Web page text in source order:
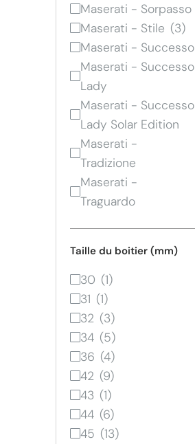
Maserati - Sorpasso
Maserati - Stile
Maserati - Successo
Maserati - Successo
Lady
Maserati - Successo
Lady Solar Edition
Maserati -
Tradizione
Maserati -
Traguardo
Taille du boitier (mm)
30
31
32
34
36
42
43
44
45